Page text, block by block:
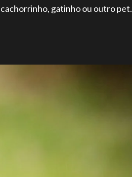
gatinho ou outro pet.